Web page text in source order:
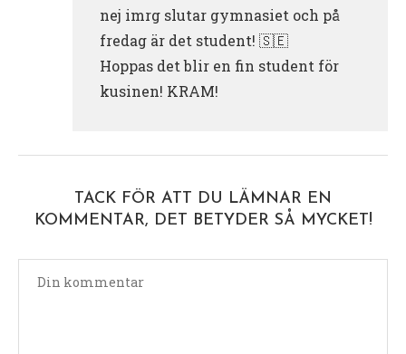
nej imrg slutar gymnasiet och på
fredag är det student! 🇸🇪
Hoppas det blir en fin student för
kusinen! KRAM!
TACK FÖR ATT DU LÄMNAR EN
KOMMENTAR, DET BETYDER SÅ MYCKET!